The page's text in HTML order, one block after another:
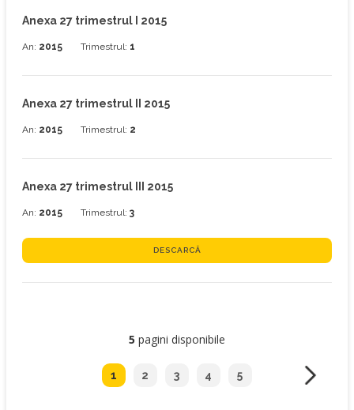
Anexa 27 trimestrul I 2015
An: 2015 Trimestrul: 1
Anexa 27 trimestrul II 2015
An: 2015 Trimestrul: 2
Anexa 27 trimestrul III 2015
An: 2015 Trimestrul: 3
DESCARCĂ
5 pagini disponibile
1 2 3 4 5